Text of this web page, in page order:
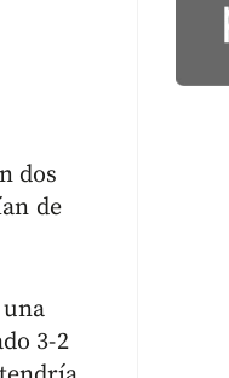
dos
de
3-2